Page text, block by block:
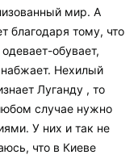
мир. А
благодаря тому, что
обувает,
Нехилый
Луганду , то
случае нужно
У них и так не
что в Киеве